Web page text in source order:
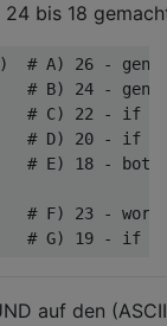
bis 18
)
# A) 26 -
# B) 24 -
# C) 22 - if
# D) 20 - if $p
# E) 18 - both
# F) 23 - work
# G) 19 - if $s
auf den